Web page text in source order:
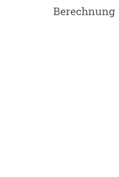
Berechnung